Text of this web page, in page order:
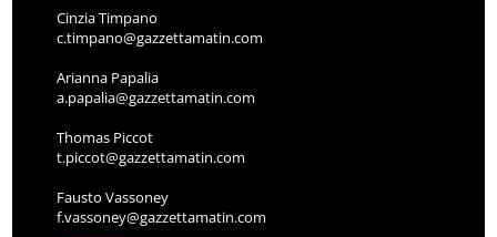
Cinzia Timpano
c.timpano@gazzettamatin.com
Arianna Papalia
a.papalia@gazzettamatin.com
Thomas Piccot
t.piccot@gazzettamatin.com
Fausto Vassoney
f.vassoney@gazzettamatin.com